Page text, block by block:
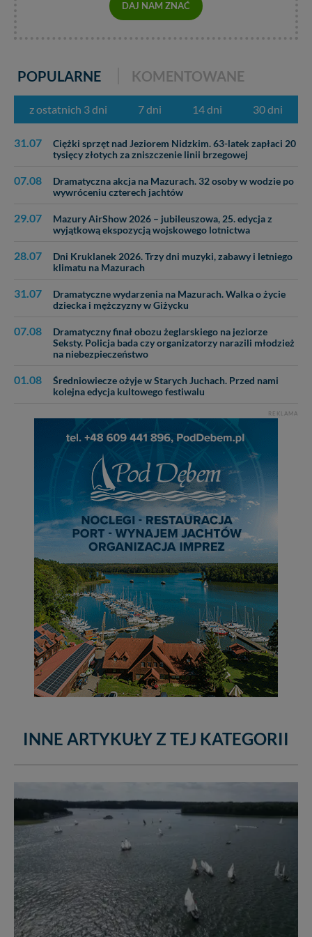
DAJ NAM ZNAĆ
POPULARNE KOMENTOWANE
z ostatnich 3 dni 7 dni 14 dni 30 dni
31.07
Ciężki sprzęt nad Jeziorem Nidzkim. 63-latek zapłaci 20
tysięcy złotych za zniszczenie linii brzegowej
07.08
Dramatyczna akcja na Mazurach. 32 osoby w wodzie po
wywróceniu czterech jachtów
29.07
Mazury AirShow 2026 – jubileuszowa, 25. edycja z
wyjątkową ekspozycją wojskowego lotnictwa
28.07
Dni Kruklanek 2026. Trzy dni muzyki, zabawy i letniego
klimatu na Mazurach
31.07
Dramatyczne wydarzenia na Mazurach. Walka o życie
dziecka i mężczyzny w Giżycku
07.08
Dramatyczny finał obozu żeglarskiego na jeziorze
Seksty. Policja bada czy organizatorzy narazili młodzież
na niebezpieczeństwo
01.08
Średniowiecze ożyje w Starych Juchach. Przed nami
kolejna edycja kultowego festiwalu
REKLAMA
INNE ARTYKUŁY Z TEJ KATEGORII
itp). Więcej informacji o zasadach i funkcjonalności
Wiejska 17, 11-500 Giżycko. Możesz z nami
skontaktować się za pośrednictwem tejstrony.
W każdej chwili możesz: zażądać dostępu do swoich
zabronić ich przetwarzania. Pamiętaj jednak, że nie
zawsze jest możliwe techniczne zrealizowanie Twoich
praw w odniesieniu do informacji zawartych w plikach
cookies. Twoja przeglądarka umożliwia Ci skasowanie
zrobić za Ciebie.
nowo...